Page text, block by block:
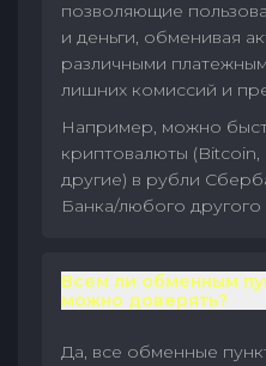
позволяющие
и деньги, обменивая
различными
лишних комиссий и
Например, можно
криптовалюты (Bitcoin,
другие) в рубли
Банка/любого другого
Всем ли обменным
можно доверять?
Да, все обменные